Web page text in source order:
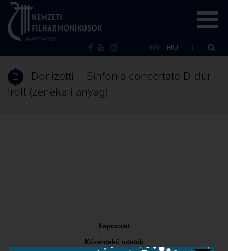
EN HU
Donizetti – Sinfonia concertate D-dúr |
írott (zenekari anyag)
Kapcsolat
Közérdekű adatok